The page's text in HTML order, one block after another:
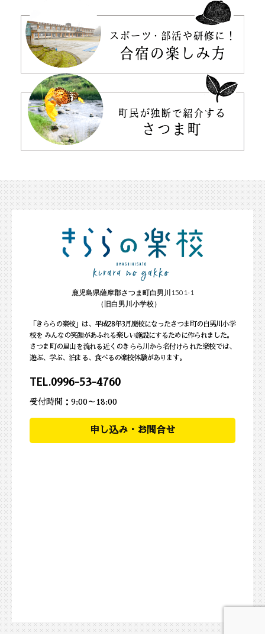
鹿児島県薩摩郡さつま町白男川1501-1
（旧白男川小学校）
「きららの楽校」は、平成28年3月廃校になったさつま町の白男川小学
校を みんなの笑顔があふれる楽しい施設にするために作られました。
さつま町の里山を流れる近くのきらら川から名付けられた楽校では、
遊ぶ、学ぶ、泊まる、食べるの楽校体験があります。
TEL.0996-53-4760
受付時間：9:00～18:00
申し込み・お問合せ